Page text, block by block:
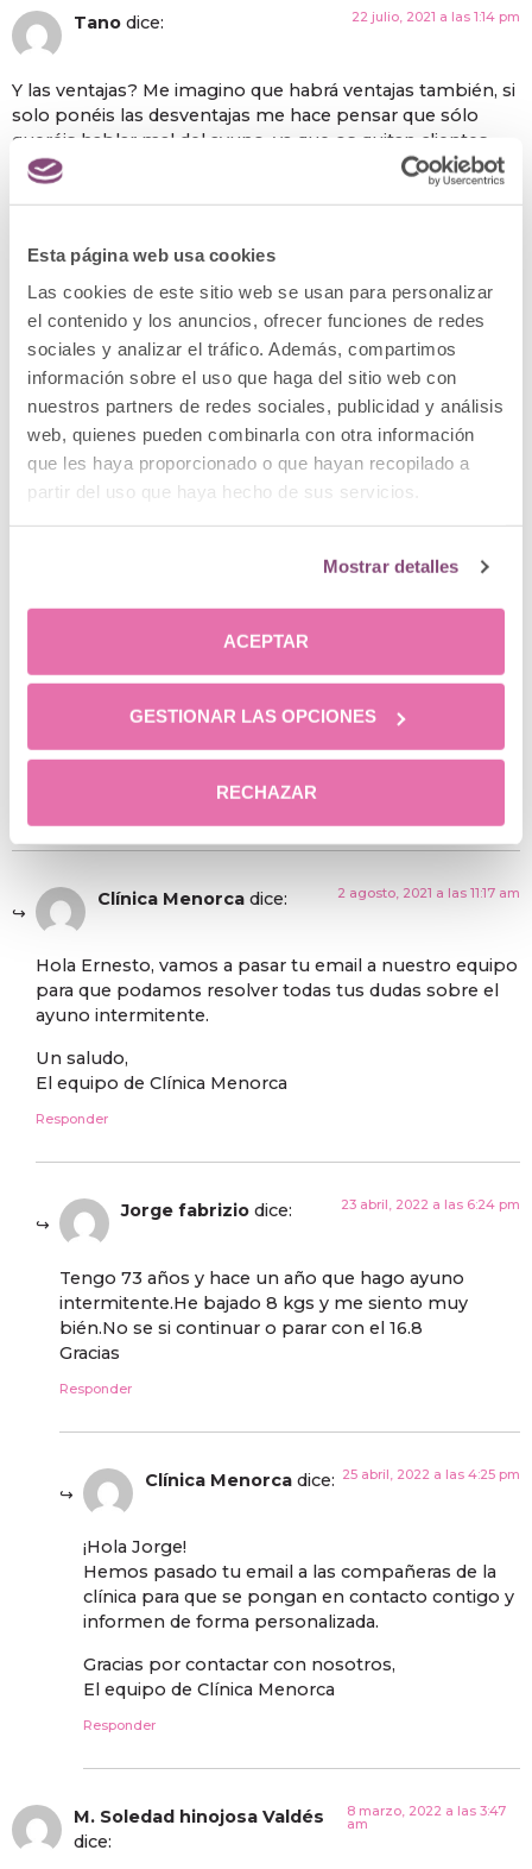
Esta página web usa cookies
Las cookies de este sitio web se usan para personalizar
el contenido y los anuncios, ofrecer funciones de redes
sociales y analizar el tráfico. Además, compartimos
información sobre el uso que haga del sitio web con
nuestros partners de redes sociales, publicidad y análisis
web, quienes pueden combinarla con otra información
que les haya proporcionado o que hayan recopilado a
partir del uso que haya hecho de sus servicios.
Mostrar detalles
ACEPTAR
GESTIONAR LAS OPCIONES
RECHAZAR
Tano dice: 22 julio, 2021 a las 1:14 pm
Y las ventajas? Me imagino que habrá ventajas también, si
solo ponéis las desventajas me hace pensar que sólo
queréis hablar mal del ayuno, ya que os quitan clientes …
Saludos cordiales
Clínica Menorca dice: 23 julio, 2021 a las 8:19 am
Buenos días Tano, vamos a pasar tu email a las
compañeras de la clínica para que se pongan en
contacto contigo y te informen de forma
personalizada.
Gracias por contactar con nosotros.
El equipo de Clínica Menorca.
Ernesto Santiesteban dice:
tienes la disciplina para comer sano durante las horas de
ingesta, el ayuno intermitente sigue siendo un hábito
Clínica Menorca dice: 2 agosto, 2021 a las 11:17 am
Hola Ernesto, vamos a pasar tu email a nuestro equipo
para que podamos resolver todas tus dudas sobre el
ayuno intermitente.
Un saludo,
El equipo de Clínica Menorca
Responder
Jorge fabrizio dice: 23 abril, 2022 a las 6:24 pm
Tengo 73 años y hace un año que hago ayuno
intermitente.He bajado 8 kgs y me siento muy
bién.No se si continuar o parar con el 16.8
Gracias
Responder
Clínica Menorca dice: 25 abril, 2022 a las 4:25 pm
¡Hola Jorge!
Hemos pasado tu email a las compañeras de la
clínica para que se pongan en contacto contigo y
informen de forma personalizada.
Gracias por contactar con nosotros,
El equipo de Clínica Menorca
Responder
M. Soledad hinojosa Valdés
dice:
8 marzo, 2022 a las 3:47
am